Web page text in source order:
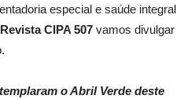
especial e saúde integral
Revista CIPA 507 vamos divulgar
o Abril Verde deste